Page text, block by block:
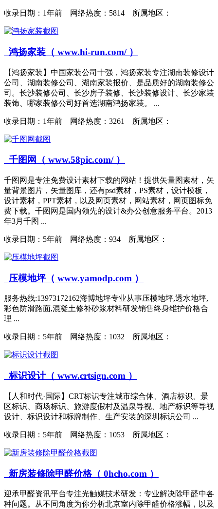
收录日期： 1年前 网络热度：5814 所属地区：
鸿扬家装（ www.hi-run.com/ ）
【鸿扬家装】中国家装公司十强，鸿扬家装专注湖南装修设计
公司、湖南装修公司、湖南家装报价、是品质好的湖南装修公
司。长沙装修公司、长沙房子装修、长沙装修设计、长沙家装
装饰、哪家装修公司好首选湖南鸿扬家装。 ...
收录日期： 1年前 网络热度：3261 所属地区：
千图网（ www.58pic.com/ ）
千图网是专注免费设计素材下载的网站！提供矢量图素材，矢
量背景图片，矢量图库，还有psd素材，PS素材，设计模板，
设计素材，PPT素材，以及网页素材，网站素材，网页图标免
费下载。千图网是国内领先的设计&办公创意服务平台。2013
年3月千图 ...
收录日期： 5年前 网络热度：934 所属地区：
压模地坪（ www.yamodp.com ）
服务热线:13973172162海博地坪专业从事压模地坪,透水地坪,
彩色防滑路面,混凝土修补砂浆材料研发销售终身维护价格合
理 ...
收录日期： 5年前 网络热度：1032 所属地区：
标识设计（ www.crtsign.com ）
【人和时代·国际】CRT标识专注城市综合体、酒店标识、景
区标识、商场标识、旅游度假村及温泉导视、地产标识等导视
设计、标识设计和标牌制作、生产安装的深圳标识公司 ...
收录日期： 5年前 网络热度：1053 所属地区：
新房装修除甲醛价格（ 0hcho.com ）
迎承甲醛资讯平台专注光触媒技术研发：专业解决除甲醛中各
种问题。从不同角度为你分析北京室内除甲醛价格涨幅，以及